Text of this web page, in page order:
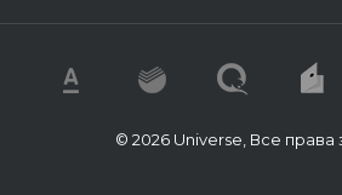
© 2026 Universe, Все